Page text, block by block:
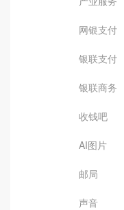
网银支付
银联支付
银联商务
收钱吧
AI图片
邮局
声音